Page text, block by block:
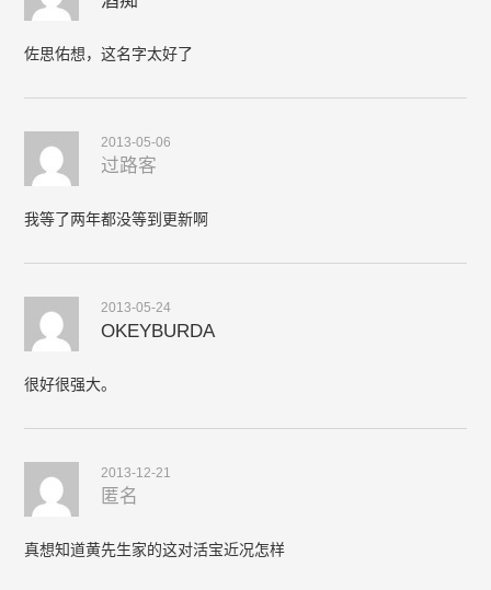
佐思佑想，这名字太好了
2013-05-06
过路客
我等了两年都没等到更新啊
2013-05-24
OKEYBURDA
很好很强大。
2013-12-21
匿名
真想知道黄先生家的这对活宝近况怎样